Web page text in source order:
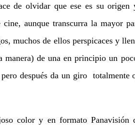
de olvidar que ese es su origen
aunque transcurra la mayor
muchos de ellos perspicaces y
de una en principio un
después da un giro totalmente
color y en formato Panavisión